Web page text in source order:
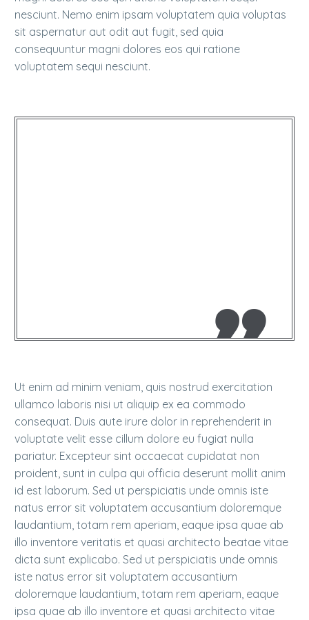
nesciunt. Nemo enim ipsam voluptatem quia voluptas
sit aspernatur aut odit aut fugit, sed quia
consequuntur magni dolores eos qui ratione
voluptatem sequi nesciunt.
Ut enim ad minim veniam, quis nostrud exercitation
ullamco laboris nisi ut aliquip ex ea commodo
consequat. Duis aute irure dolor in reprehenderit in
voluptate velit esse cillum dolore eu fugiat nulla
pariatur. Excepteur sint occaecat cupidatat non
proident, sunt in culpa qui officia deserunt mollit anim
id est laborum. Sed ut perspiciatis unde omnis iste
natus error sit voluptatem accusantium doloremque
laudantium, totam rem aperiam, eaque ipsa quae ab
illo inventore veritatis et quasi architecto beatae vitae
dicta sunt explicabo. Sed ut perspiciatis unde omnis
iste natus error sit voluptatem accusantium
doloremque laudantium, totam rem aperiam, eaque
ipsa quae ab illo inventore et quasi architecto vitae